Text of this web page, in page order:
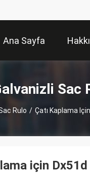
Ana Sayfa
Sac
Rulo / Çatı Kaplama
için